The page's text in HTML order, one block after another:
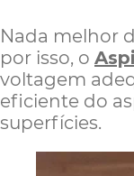
Nada melhor
por isso, o
voltagem
eficiente do
superfícies.